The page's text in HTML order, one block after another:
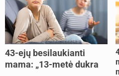
43-ejų besilaukianti
mama: „13-metė dukra